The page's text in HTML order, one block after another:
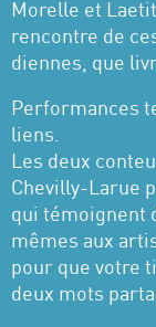
Morelle et
rencontre de
diennes, que
Performances
liens.
Les deux
Chevilly-Larue
qui témoignent
mêmes aux
pour que votre
deux mots